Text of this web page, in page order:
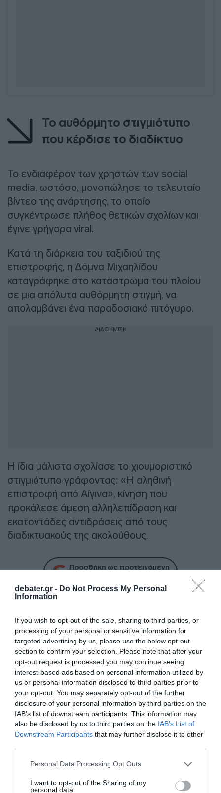
debater.gr - Do Not Process My Personal
Information
If you wish to opt-out of the sale, sharing to third parties, or
processing of your personal or sensitive information for
targeted advertising by us, please use the below opt-out
section to confirm your selection. Please note that after your
opt-out request is processed you may continue seeing
interest-based ads based on personal information utilized by
us or personal information disclosed to third parties prior to
your opt-out. You may separately opt-out of the further
disclosure of your personal information by third parties on the
IAB’s list of downstream participants. This information may
also be disclosed by us to third parties on the IAB’s List of
Downstream Participants that may further disclose it to other
Please note that this website/app uses one or more Google
not limited to your visit or usage behaviour. You may click to
Personal Data Processing Opt Outs
I want to opt-out of the Sharing of my
personal data.
Το αυθόρμητο στιγμιότυπο
που κέρδισε το διαδίκτυο
Το ενδιαφέρον των χρηστών των social
media, ωστόσο, μονοπώλησε το τελευταίο
βίντεο της ανάρτησης, το οποίο
συγκέντρωσε πλήθος θετικών σχολίων και
έγινε γρήγορα viral.
Κατά τη διάρκεια του ταξιδιού της
επιστροφής, η Δόμνα Μιχαηλίδου
καταγράφηκε στο κατάστρωμα του πλοίου
σε μια απόλυτα αυθόρμητη στιγμή, να
απολαμβάνει ένα παραδοσιακό πιτόγυρο.
ΔΙΑΦΗΜΙΣΗ
Η ίδια μάλιστα σχολίασε το χιουμοριστικό
στιγμιότυπο γράφοντας: «Η αληθινή
επιστροφή από Αίγινα», κίνηση που
προκάλεσε άμεση αλληλεπίδραση και
εκατοντάδες αντιδράσεις από τους
διαδικτυακούς της ακολούθους.
Προσθήκη ως προτεινόμενη
Με ταχείς ρυθμούς οι διαδικασίες
αποκατάστασης μετά την πυρκαγιά στη
Δυτική Αττική
Ειδικό Χωροταξικό για τον Τουρισμό: Οι
νέοι κανόνες για επενδύσεις, νησιά και
προορισμούς υπό πίεση
Εμπρησμός στη Marfin: “Δεν υπάρχει
ταυτοποίηση” λέει ο δικηγόρος της
46χρονης – Τι είπε για την ξανθιά κοτσίδα
δημιούργησαν τηλεφωνική γραμμή…